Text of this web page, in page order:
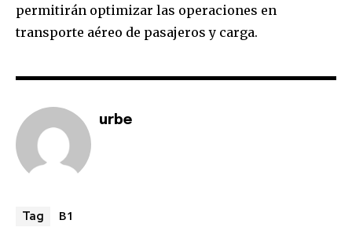
To subscribe, simply enter your email address on our website
or click the subscribe button below. Don't worry, we respect
I've read and accept the
permitirán optimizar las operaciones en
transporte aéreo de pasajeros y carga.
urbe
Tag B1